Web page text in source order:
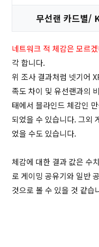
무선랜 카드별/
네트워크 적 체감은 모르
각 합니다.
위 조사 결과처럼 넷기어
족도 차이 및 유선랜과의
태에서 블라인드 체감인
되었을 수 있습니다. 그외
었을 수도 있습니다.
체감에 대한 결과 값은 수
로 게이밍 공유기와 일반
것으로 볼 수 있을 것 같습